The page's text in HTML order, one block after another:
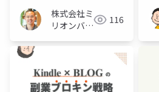
株式会社ミ
リオンバリ
116